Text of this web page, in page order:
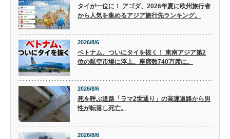
タイが一位に！ アゴダ、2026年夏に欧州旅行者
から人気を集めるアジア旅行先ランキング。
2026/8/6
ベトナム、ついにタイを抜く！ 東南アジア第2
位の航空市場に浮上。座席数740万席に。
2026/8/6
死を呼ぶ道路「ラマ2世通り」の高速道路から男
性が転落し死亡。
2026/8/6